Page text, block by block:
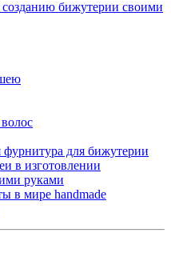
бижутерии своими
фурнитура для бижутерии
в изготовлении
руками
в мире handmade